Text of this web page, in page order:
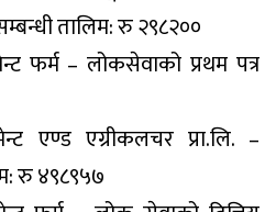
तालिम: रु २९८२००
फर्म – लोकसेवाको प्रथम पत्र
एण्ड एग्रीकलचर प्रा.लि. –
रु ४९८९५७